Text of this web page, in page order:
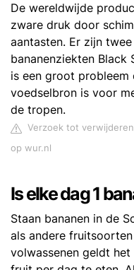
De wereldwijde
zware druk door
aantasten. Er zijn
bananenziekten Black
is een groot probleem
voedselbron is voor
de tropen.
Verzoek tot
op wur.nl
Is elke dag 1
Staan bananen in de
als andere
volwassenen geldt